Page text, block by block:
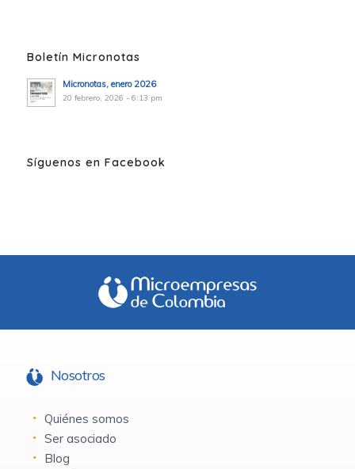
Boletín Micronotas
Micronotas, enero 2026
20 febrero, 2026 - 6:13 pm
Síguenos en Facebook
Nosotros
Quiénes somos
Ser asociado
Blog